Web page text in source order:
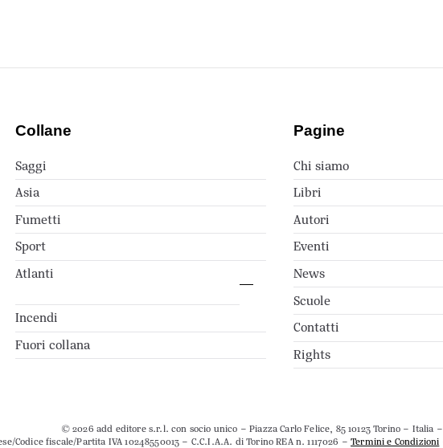
Collane
Saggi
Asia
Fumetti
Sport
Atlanti
Incendi
Fuori collana
Pagine
Chi siamo
Libri
Autori
Eventi
News
Scuole
Contatti
Rights
© 2026 add editore s.r.l. con socio unico – Piazza Carlo Felice, 85 10123 Torino – Italia
Codice fiscale/Partita IVA 10248550013 – C.C.I.A.A. di Torino REA n. 1117026 –Termini e Condizioni